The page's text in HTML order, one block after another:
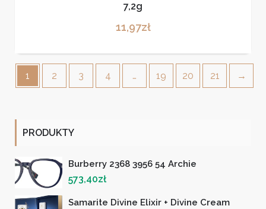
7,2g
11,97zł
1 2 3 4 … 19 20 21 →
PRODUKTY
Burberry 2368 3956 54 Archie
573,40zł
Samarite Divine Elixir + Divine Cream